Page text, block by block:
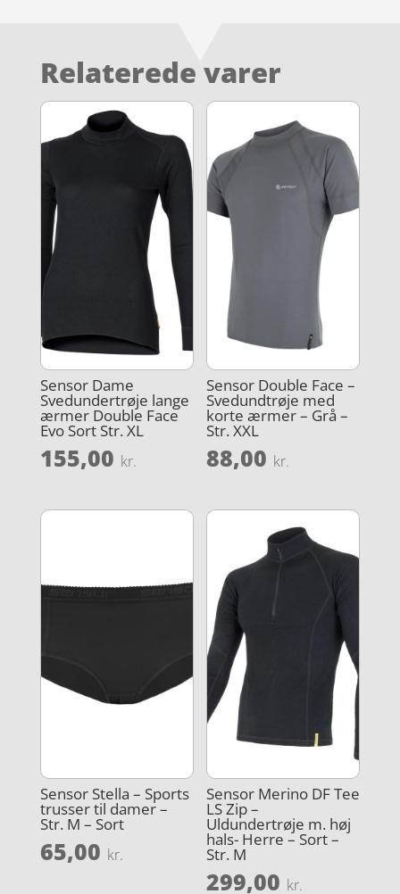
Relaterede varer
Sensor Dame
Svedundertrøje lange
ærmer Double Face
Evo Sort Str. XL
155,00 kr.
Sensor Double Face –
Svedundtrøje med
korte ærmer – Grå –
Str. XXL
88,00 kr.
Sensor Stella – Sports
trusser til damer –
Str. M – Sort
65,00 kr.
Sensor Merino DF Tee
LS Zip –
Uldundertrøje m. høj
hals- Herre – Sort –
Str. M
299,00 kr.